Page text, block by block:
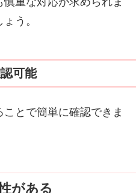
う。
可能
とで簡単に確認できま
がある